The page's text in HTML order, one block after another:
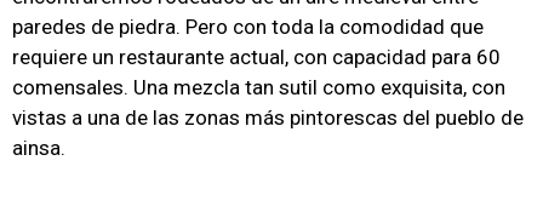
paredes de piedra. Pero con toda la comodidad que
requiere un restaurante actual, con capacidad para 60
comensales. Una mezcla tan sutil como exquisita, con
vistas a una de las zonas más pintorescas del pueblo de
ainsa.